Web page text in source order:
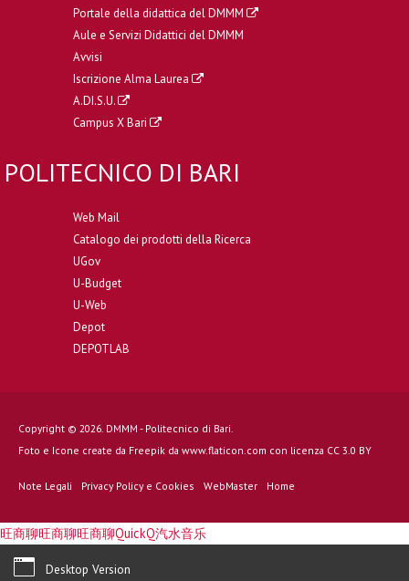
Portale della didattica del DMMM
Aule e Servizi Didattici del DMMM
Avvisi
Iscrizione Alma Laurea
A.DI.S.U.
Campus X Bari
POLITECNICO DI BARI
Web Mail
Catalogo dei prodotti della Ricerca
UGov
U-Budget
U-Web
Depot
DEPOTLAB
Copyright © 2026. DMMM - Politecnico di Bari.
Foto e Icone create da Freepik da www.flaticon.com con licenza CC 3.0 BY
Note Legali Privacy Policy e Cookies WebMaster Home
Desktop Version
旺商聊旺商聊旺商聊QuickQ汽水音乐